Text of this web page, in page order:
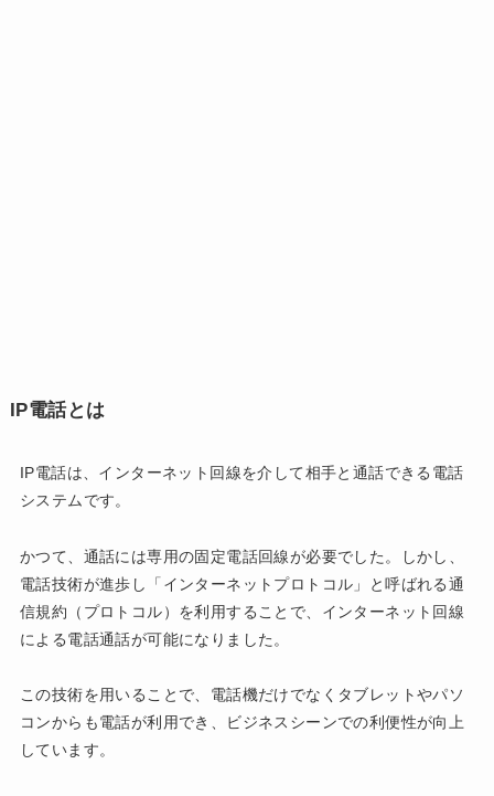
IP電話とは
IP電話は、インターネット回線を介して相手と通話できる電話
システムです。
かつて、通話には専用の固定電話回線が必要でした。しかし、
電話技術が進歩し「インターネットプロトコル」と呼ばれる通
信規約（プロトコル）を利用することで、インターネット回線
による電話通話が可能になりました。
この技術を用いることで、電話機だけでなくタブレットやパソ
コンからも電話が利用でき、ビジネスシーンでの利便性が向上
しています。